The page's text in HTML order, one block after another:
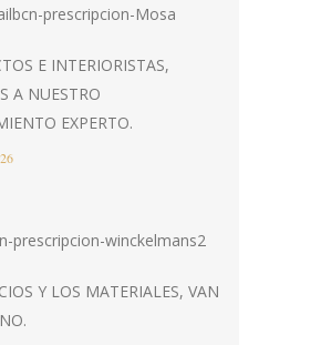
E INTERIORISTAS,
A NUESTRO
EXPERTO.
Y LOS MATERIALES, VAN